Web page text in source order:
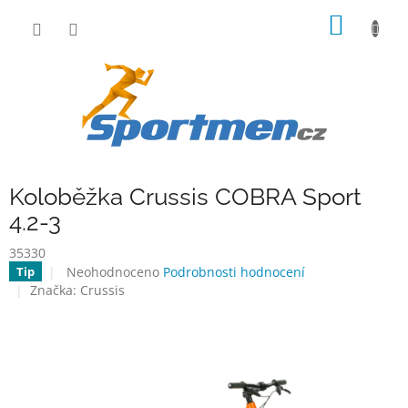
Koloběžka Crussis COBRA Sport
4.2-3
35330
Tip
Průměrné
hodnocení
Neohodnoceno Podrobnosti hodnocení
Značka: Crussis